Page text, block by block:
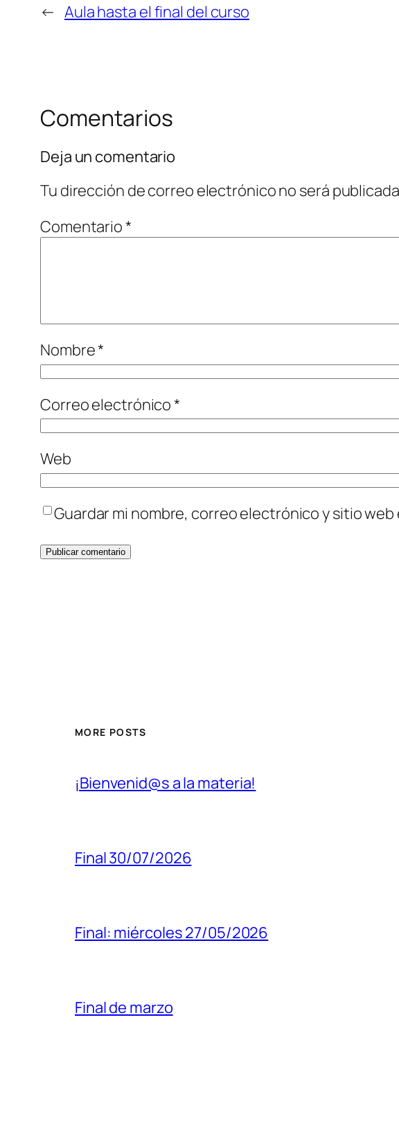
← Aula hasta el final del curso
Comentarios
Deja un comentario
Tu dirección de correo electrónico no será
Comentario*
Nombre*
Correo electrónico*
Web
Guardar mi nombre, correo electrónico y sitio
MORE POSTS
¡Bienvenid@s a la materia!
Final 30/07/2026
Final: miércoles 27/05/2026
Final de marzo